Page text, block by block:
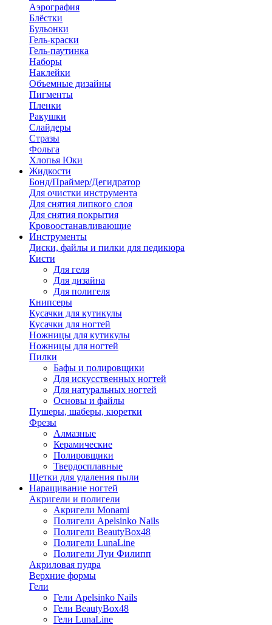
Аэрография
Блёстки
Бульонки
Гель-краски
Гель-паутинка
Наборы
Наклейки
Объемные дизайны
Пигменты
Пленки
Ракушки
Слайдеры
Стразы
Фольга
Хлопья Юки
Жидкости
Бонд/Праймер/Дегидратор
Для очистки инструмента
Для снятия липкого слоя
Для снятия покрытия
Кровоостанавливающие
Инструменты
Диски, файлы и пилки для педикюра
Кисти
Для геля
Для дизайна
Для полигеля
Книпсеры
Кусачки для кутикулы
Кусачки для ногтей
Ножницы для кутикулы
Ножницы для ногтей
Пилки
Бафы и полировщики
Для искусственных ногтей
Для натуральных ногтей
Основы и файлы
Пушеры, шаберы, кюретки
Фрезы
Алмазные
Керамические
Полировщики
Твердосплавные
Щетки для удаления пыли
Наращивание ногтей
Акригели и полигели
Акригели Monami
Полигели Apelsinko Nails
Полигели BeautyBox48
Полигели LunaLine
Полигели Луи Филипп
Акриловая пудра
Верхние формы
Гели
Гели Apelsinko Nails
Гели BeautyBox48
Гели LunaLine